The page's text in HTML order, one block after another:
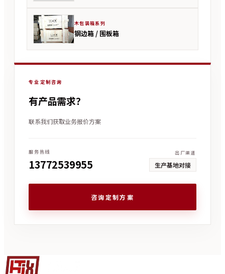
木包装箱系列
钢边箱 / 围板箱
专业定制咨询
有产品需求？
联系我们获取业务报价方案
服务热线
13772539955
出厂渠道
生产基地对接
咨询定制方案